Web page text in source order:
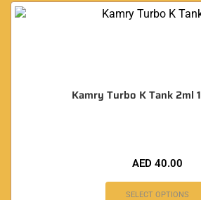
Kamry Turbo K Tank 2ml
AED 40.00
SELECT OPTIONS